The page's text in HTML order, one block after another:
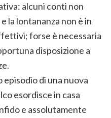
alcuni conti non
la lontananza non è in
forse è necessaria
disposizione a
episodio di una nuova
esordisce in casa
e assolutamente